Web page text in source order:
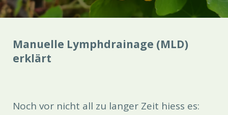
Manuelle Lymphdrainage (MLD)
erklärt
Noch vor nicht all zu langer Zeit hiess es: